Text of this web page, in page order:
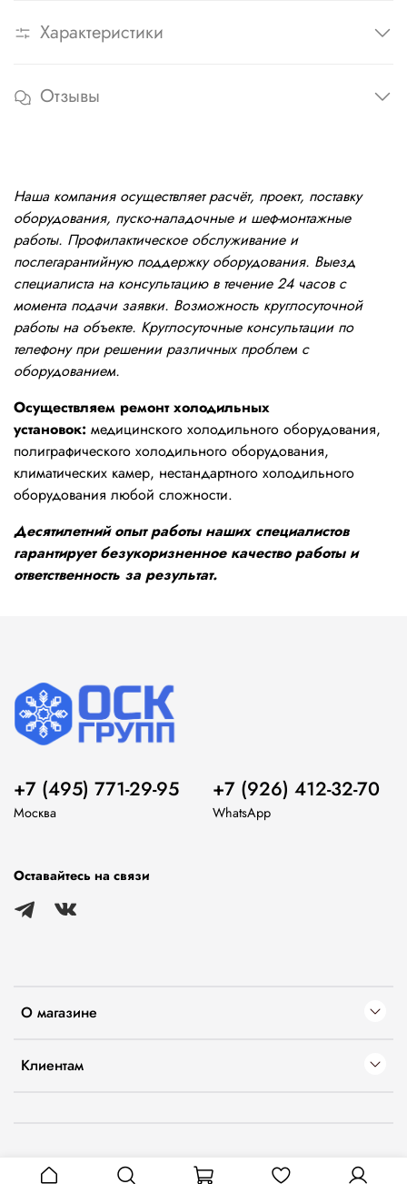
Характеристики
Отзывы
Наша компания осуществляет расчёт, проект, поставку
оборудования, пуско-наладочные и шеф-монтажные
работы. Профилактическое обслуживание и
послегарантийную поддержку оборудования. Выезд
специалиста на консультацию в течение 24 часов с
момента подачи заявки. Возможность круглосуточной
работы на объекте. Круглосуточные консультации по
телефону при решении различных проблем с
оборудованием.
Осуществляем ремонт холодильных
установок: медицинского холодильного оборудования,
полиграфического холодильного оборудования,
климатических камер, нестандартного холодильного
оборудования любой сложности.
Десятилетний опыт работы наших специалистов
гарантирует безукоризненное качество работы и
ответственность за результат.
О магазине
Клиентам
+7 (495) 771-29-95
Москва
+7 (926) 412-32-70
WhatsApp
Оставайтесь на связи